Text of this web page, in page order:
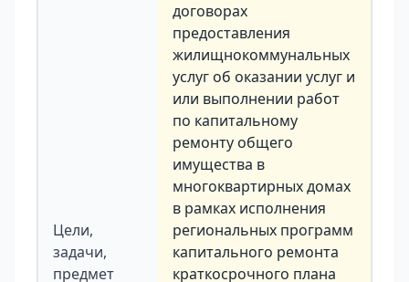
Цели,
задачи,
предмет
договорах
предоставления
жилищнокоммунальных
услуг об оказании услуг и
или выполнении работ
по капитальному
ремонту общего
имущества в
многоквартирных домах
в рамках исполнения
региональных программ
капитального ремонта
краткосрочного плана